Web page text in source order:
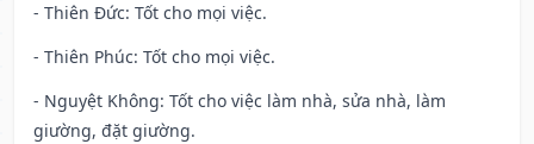
- Thiên Đức: Tốt cho mọi việc.
- Thiên Phúc: Tốt cho mọi việc.
- Nguyệt Không: Tốt cho việc làm nhà, sửa nhà, làm
giường, đặt giường.